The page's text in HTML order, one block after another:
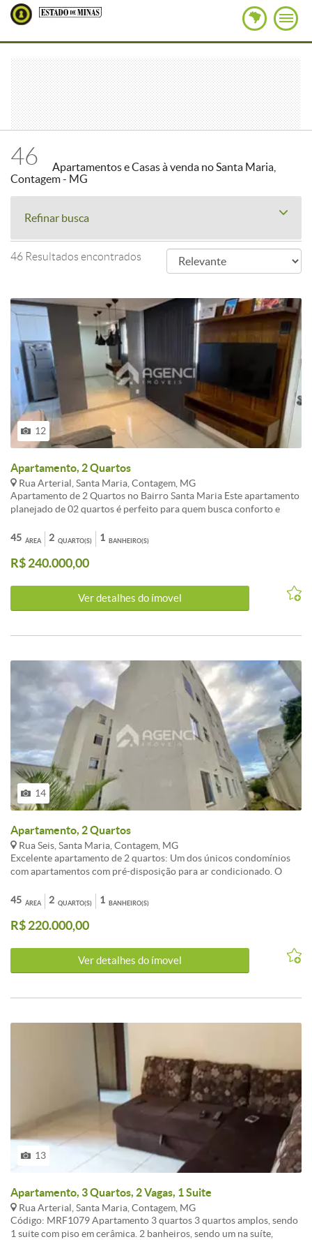
46
Apartamentos e Casas à venda no Santa Maria,
Contagem - MG
Refinar busca
46 Resultados encontrados
12
Apartamento, 2 Quartos
Rua Arterial, Santa Maria, Contagem, MG
Apartamento de 2 Quartos no Bairro Santa Maria Este apartamento
planejado de 02 quartos é perfeito para quem busca conforto e
elegância e facilidade na limpeza, enquanto os quartos têm pisos
laminados, garantindo aconchego e um ambiente acolhedor. No
quarto de casal, há um guarda-roupa planejado que otimiza o
com armários na cozinha e no banheiro, além de bancadas em
ambos ambientes, proporcionando funcionalidade e um
ÁREA
45 QUARTO(S)
2 BANHEIRO(S)
1
R$ 240.000,00
Ver detalhes do ímovel
14
Apartamento, 2 Quartos
Rua Seis, Santa Maria, Contagem, MG
Excelente apartamento de 2 quartos: Um dos únicos condomínios
com apartamentos com pré-disposição para ar condicionado. O
funcional com área de serviço integrada e banheiro social. Os
ambientes são bem distribuídos, proporcionando conforto e
praticidade no dia a dia. O condomínio oferece espaço kids, ideal
além de ambientes bem cuidados e seguros para toda a família.
Características do imóvel:2 quartos bem ventilados;Sala ampla e
ÁREA
45 QUARTO(S)
2 BANHEIRO(S)
1
R$ 220.000,00
Ver detalhes do ímovel
13
Apartamento, 3 Quartos, 2 Vagas, 1 Suite
Rua Arterial, Santa Maria, Contagem, MG
Código: MRF1079 Apartamento 3 quartos 3 quartos amplos, sendo
1 suite com piso em cerâmica. 2 banheiros, sendo um na suíte,